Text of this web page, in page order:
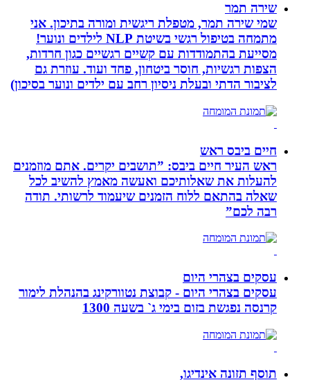
שירה תמר
שמי שירה תמר, מטפלת ריגשית ומורה בתיכון. אני
מתמחה בטיפול רגשי בשיטת NLP לילדים ונוער!
מסייעת בהתמודדות עם קשיים רגשיים כגון חרדות,
הצפות רגשיות, חוסר ביטחון, פחד ועוד. עוזרת גם
לציבור הדתי ובעלת ניסיון רחב עם ילדים ונוער בסיכון)
חיים ביבס ראש
ראש העיר חיים ביבס: ”תושבים יקרים. אתם מוזמנים
להעלות את שאלותיכם ואעשה מאמץ להשיב לכל
שאלה בהתאם ללוח הזמנים שיעמוד לרשותי. תודה
רבה לכם”
עסקים בצהרי היום
עסקים בצהרי היום - קבוצת נטוורקינג בהנהלת לימור
קרנסה נפגשת בזום בימי ג` בשעה 1300
תוסף תזונה אינדיגו,